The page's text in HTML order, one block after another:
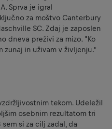
Sprva je igral
za moštvo Canterbury
SC. Zdaj je zaposlen
dneva preživi za mizo. "Ko
zunaj in uživam v življenju."
tekom. Udeležil
osebnim rezultatom tri
si za cilj zadal, da